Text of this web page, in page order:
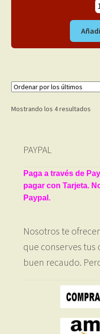
Mostrando los 4 resultados
PAYPAL
Paga a través de
pagar con Tarjeta.
Paypal.
Nosotros te
que conserves tus
buen recaudo.